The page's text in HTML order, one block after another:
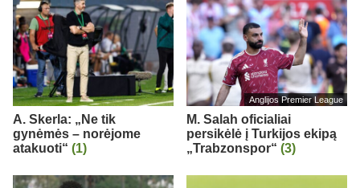
A. Skerla: „Ne tik
gynėmės – norėjome
atakuoti“ (1)
Anglijos Premier League
M. Salah oficialiai
persikėlė į Turkijos ekipą
„Trabzonspor“ (3)